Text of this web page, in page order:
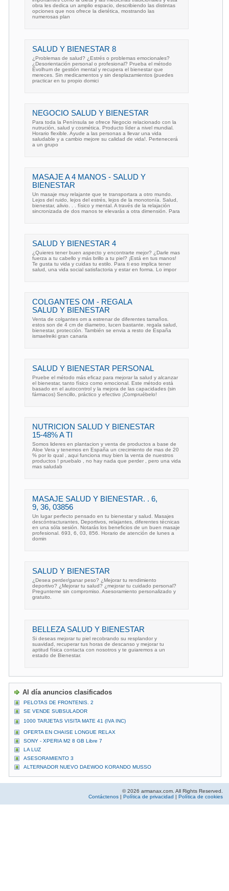
obra les dedica un amplio espacio, describiendo las distintas
opciones que nos ofrece la dietética, mostrando las
numerosas plan
SALUD Y BIENESTAR 8
¿Problemas de salud? ¿Estrés o problemas emocionales?
¿Desorientación personal o profesional? Prueba el método
Evolhum de gestión mental y recupera el bienestar que
mereces. Sin medicamentos y sin desplazamientos (puedes
practicar en tu propio domici
NEGOCIO SALUD Y BIENESTAR
Para toda la Península se ofrece Negocio relacionado con la
nutrución, salud y cosmética. Producto líder a nivel mundial.
Horario flexible. Ayude a las personas a llevar una vida
saludable y a cambio mejore su calidad de vida!. Pertenecerá
a un grupo
MASAJE A 4 MANOS - SALUD Y
BIENESTAR
Un masaje muy relajante que te transportara a otro mundo.
Lejos del ruido, lejos del estrés, lejos de la monotonía. Salud,
bienestar, alivio. . . físico y mental. A través de la relajación
sincronizada de dos manos te elevarás a otra dimensión. Para
SALUD Y BIENESTAR 4
¿Quieres tener buen aspecto y encontrarte mejor? ¿Darle mas
fuerza a tu cabello y más brillo a tu piel? ¡Está en tus manos!
Te gusta tu vida y cuidas tu estilo. Para ti eso implica tener
salud, una vida social satisfactoria y estar en forma. Lo impor
COLGANTES OM - REGALA
SALUD Y BIENESTAR
Venta de colgantes om a estrenar de diferentes tamaños.
estos son de 4 cm de diametro, lucen bastante. regala salud,
bienestar, protección. También se envia a resto de España
ismaelreiki gran canaria
SALUD Y BIENESTAR PERSONAL
Pruebe el método más eficaz para mejorar la salud y alcanzar
el bienestar, tanto físico como emocional. Este método está
basado en el autocontrol y la mejora de las capacidades (sin
fármacos) Sencillo, práctico y efectivo ¡Compruébelo!
NUTRICION SALUD Y BIENESTAR
15-48% A TI
Somos lideres en plantacion y venta de productos a base de
Aloe Vera y tenemos en España un crecimiento de mas de 20
% por lo qual , aqui funciona muy bien la venta de nuestros
productos ! pruebalo , no hay nada que perder , pero una vida
mas saludab
MASAJE SALUD Y BIENESTAR. . 6,
9, 36, 03856
Un lugar perfecto pensado en tu bienestar y salud. Masajes
descóntracturantes, Deportivos, relajantes, diferentes técnicas
en una sóla sesión. Notarás los beneficios de un buen masaje
profesional. 693, 6, 03, 856. Horario de atención de lunes a
domin
SALUD Y BIENESTAR
¿Desea perder/ganar peso? ¿Mejorar tu rendimiento
deportivo? ¿Mejorar tu salud? ¿mejorar tu cuidado personal?
Pregunteme sin compromiso. Asesoramiento personalizado y
gratuito.
BELLEZA SALUD Y BIENESTAR
Si deseas mejorar tu piel recobrando su resplandor y
suavidad, recuperar tus horas de descanso y mejorar tu
aptitud física contacta con nosotros y te guiaremos a un
estado de Bienestar.
Al día anuncios clasificados
PELOTAS DE FRONTENIS. 2
SE VENDE SUBSULADOR
1000 TARJETAS VISITA MATE 41 (IVA INC)
OFERTA EN CHAISE LONGUE RELAX
SONY - XPERIA M2 8 GB Libre 7
LA LUZ
ASESORAMIENTO 3
ALTERNADOR NUEVO DAEWOO KORANDO MUSSO
© 2026 armanax.com. All Rights Reserved.
Contáctenos
Política de privacidad Política de cookies